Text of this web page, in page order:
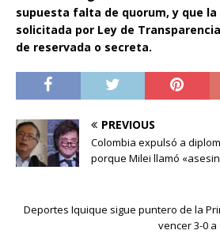
supuesta falta de quorum, y que
solicitada por Ley de
de reservada o secreta.
PREVIOUS
Colombia expulsó a
porque Milei llamó
Deportes Iquique sigue puntero de la
vencer 3-0 a